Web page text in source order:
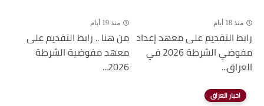
منذ 18 أيام
رابط التقديم على معهد إعداد
مفوضي الشرطة 2026 في
العراق...
منذ 19 أيام
من هنا .. رابط التقديم على
معهد مفوضية الشرطة
2026...
اخبار العراق